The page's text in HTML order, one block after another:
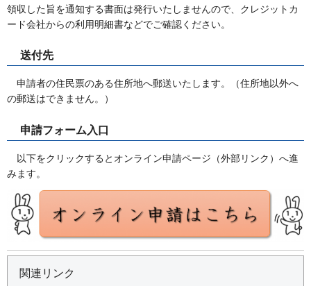
領収した旨を通知する書面は発行いたしませんので、クレジットカ
ード会社からの利用明細書などでご確認ください。
送付先
申請者の住民票のある住所地へ郵送いたします。（住所地以外へ
の郵送はできません。）
申請フォーム入口
以下をクリックするとオンライン申請ページ（外部リンク）へ進
みます。
関連リンク